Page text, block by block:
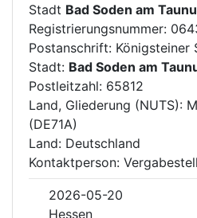
Stadt Bad Soden am
Registrierungsnummer:
Postanschrift: Königsteiner
Stadt: Bad Soden am
Postleitzahl: 65812
Land, Gliederung (NUTS):
(DE71A)
Land: Deutschland
Kontaktperson:
2026-05-20
Hessen